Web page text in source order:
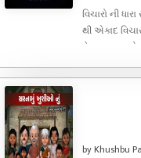
વિચારો ની
થી એકાદ
છે. આવા જ એક
by Khushbu